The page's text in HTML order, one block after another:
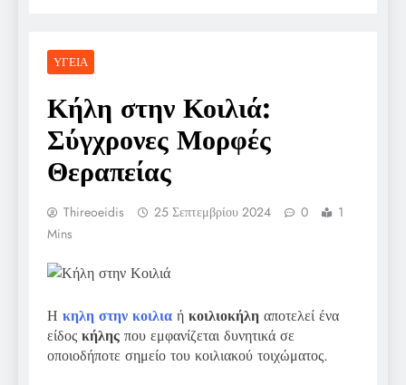
ΥΓΕΊΑ
Κήλη στην Κοιλιά:
Σύγχρονες Μορφές
Θεραπείας
Thireoeidis 25 Σεπτεμβρίου 2024 0
1
Mins
Η κηλη στην κοιλια ή κοιλιοκήλη αποτελεί ένα
είδος κήλης που εμφανίζεται δυνητικά σε
οποιοδήποτε σημείο του κοιλιακού τοιχώματος.